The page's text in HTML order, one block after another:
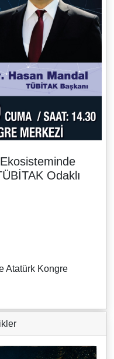
Odaklı
Atatürk Kongre